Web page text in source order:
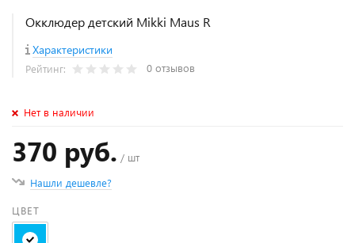
Окклюдер детский Mikki Maus R
Характеристики
Рейтинг: 0 отзывов
Нет в наличии
370 руб. / шт
Нашли дешевле?
ЦВЕТ